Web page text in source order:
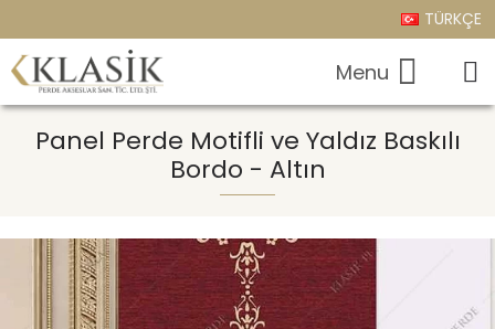
TÜRKÇE
Panel Perde Motifli ve Yaldız Baskılı
Bordo - Altın